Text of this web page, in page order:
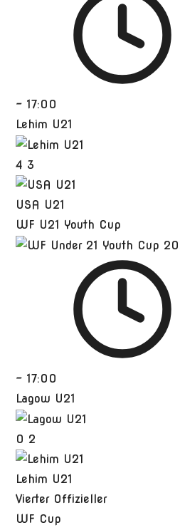
- 17:00
Lehim U21
4 3
USA U21
WF U21 Youth Cup
- 17:00
Lagow U21
0 2
Lehim U21
Vierter Offizieller
WF Cup